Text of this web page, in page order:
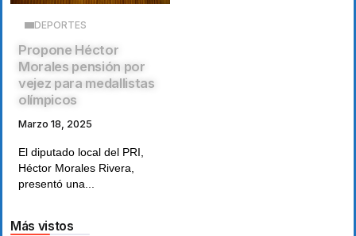
DEPORTES
Propone Héctor
Morales pensión por
vejez para medallistas
olímpicos
Marzo 18, 2025
El diputado local del PRI,
Héctor Morales Rivera,
presentó una...
Más vistos